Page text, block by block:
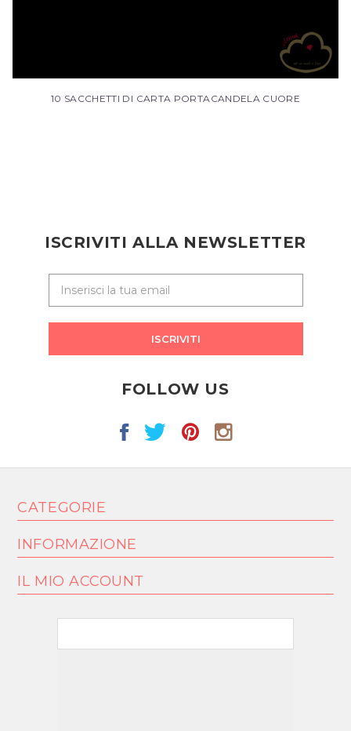
10 SACCHETTI DI CARTA PORTACANDELA CUORE
ISCRIVITI ALLA NEWSLETTER
ISCRIVITI
FOLLOW US
CATEGORIE
INFORMAZIONE
IL MIO ACCOUNT